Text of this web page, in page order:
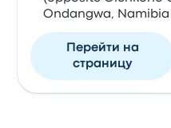
Ondangwa, Namibia
Перейти на
страницу